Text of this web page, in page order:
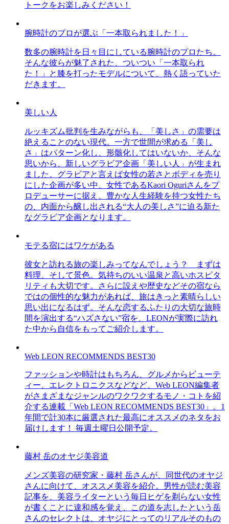
トークをお楽しみください！
腕時計のプロが選ぶ「一本取られました！」
数多の腕時計を日々目にしている腕時計のプロたち。
そんな彼らが魅了された、ついつい「一本取られ
た！」と膝を打ったモデルについて、熱く語っていた
だきます。
美しい人
ルッキズム批判を生みながらも、「美しさ」の需要は
絶えることのない現代。一方で世間が求める「美し
さ」はパターン化し、形骸化してはいないか、そんな
思いから、新しいグラビア企画「美しい人」が生まれ
ました。グラビアと言えば女性の若さとボディを売り
にした企画が多い中、女性であるKaori Oguriさんをプ
ロデューサーに据え、豊かな人生経験を持つ女性たち
の、内面から醸し出される“大人の美しさ”に迫る新た
なグラビア企画となります。
モテる宿にはワケがある
彼女と訪れる旅の楽しみってなんでしょう？ まずは
料理、そして景色。気持ちのいい温泉と高いホスピタ
リティも大切です。さらに設えや歴史などその宿なら
ではの個性的な魅力があれば、旅はきっと素晴らしい
思い出になるはず。そんな恋するふたりの大切な旅時
間を演出する“ハズさない”宿を、LEONが実際に訪れ
た中から自信をもってご紹介します。
Web LEON RECOMMENDS BEST30
ファッションや時計はもちろん、グルメからビューテ
ィー、エレクトロニクスなどなど、Web LEON編集者
がさまざまなジャンルのワクワクするモノ・コトを紹
介する連載「Web LEON RECOMMENDS BEST30」。1
年間で計30本に厳選された最高にオススメのネタをお
届けします！ 毎週土曜日公開予定。
藤村 岳のオヤジ美容道
メンズ美容の研究家・藤村 岳さんが、同世代のオヤジ
さんに向けて、オススメ美容を紹介。男性が読む美容
記事を、美容ライターという毎日ヒゲを剃らない女性
が書くことに違和感を覚え、この道を志したという岳
さんのセレクトは、オヤジにとってのリアルそのもの